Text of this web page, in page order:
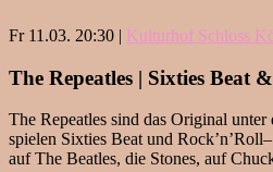
Fr 11.03. 20:30 | Kulturhof Schloss
The Repeatles | Sixties Beat
The Repeatles sind das Original
spielen Sixties Beat und
auf The Beatles, die Stones, auf